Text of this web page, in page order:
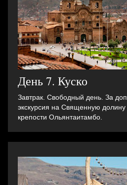
День 7. Куско
Завтрак. Свободный день. За
экскурсия на Священную
крепости Ольянтаитамбо.